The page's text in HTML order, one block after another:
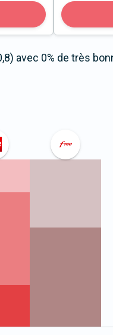
avec 0% de très